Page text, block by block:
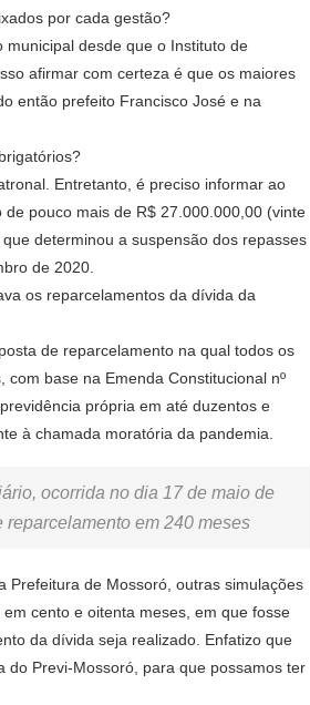
por cada gestão?
desde que o Instituto de
afirmar com certeza é que os maiores
então prefeito Francisco José e na
Entretanto, é preciso informar ao
pouco mais de R$ 27.000.000,00 (vinte
determinou a suspensão dos repasses
de 2020.
os reparcelamentos da dívida da
de reparcelamento na qual todos os
base na Emenda Constitucional nº
própria em até duzentos e
à chamada moratória da pandemia.
ocorrida no dia 17 de maio de
em 240 meses
Prefeitura de Mossoró, outras simulações
cento e oitenta meses, em que fosse
da dívida seja realizado. Enfatizo que
do Previ-Mossoró, para que possamos ter